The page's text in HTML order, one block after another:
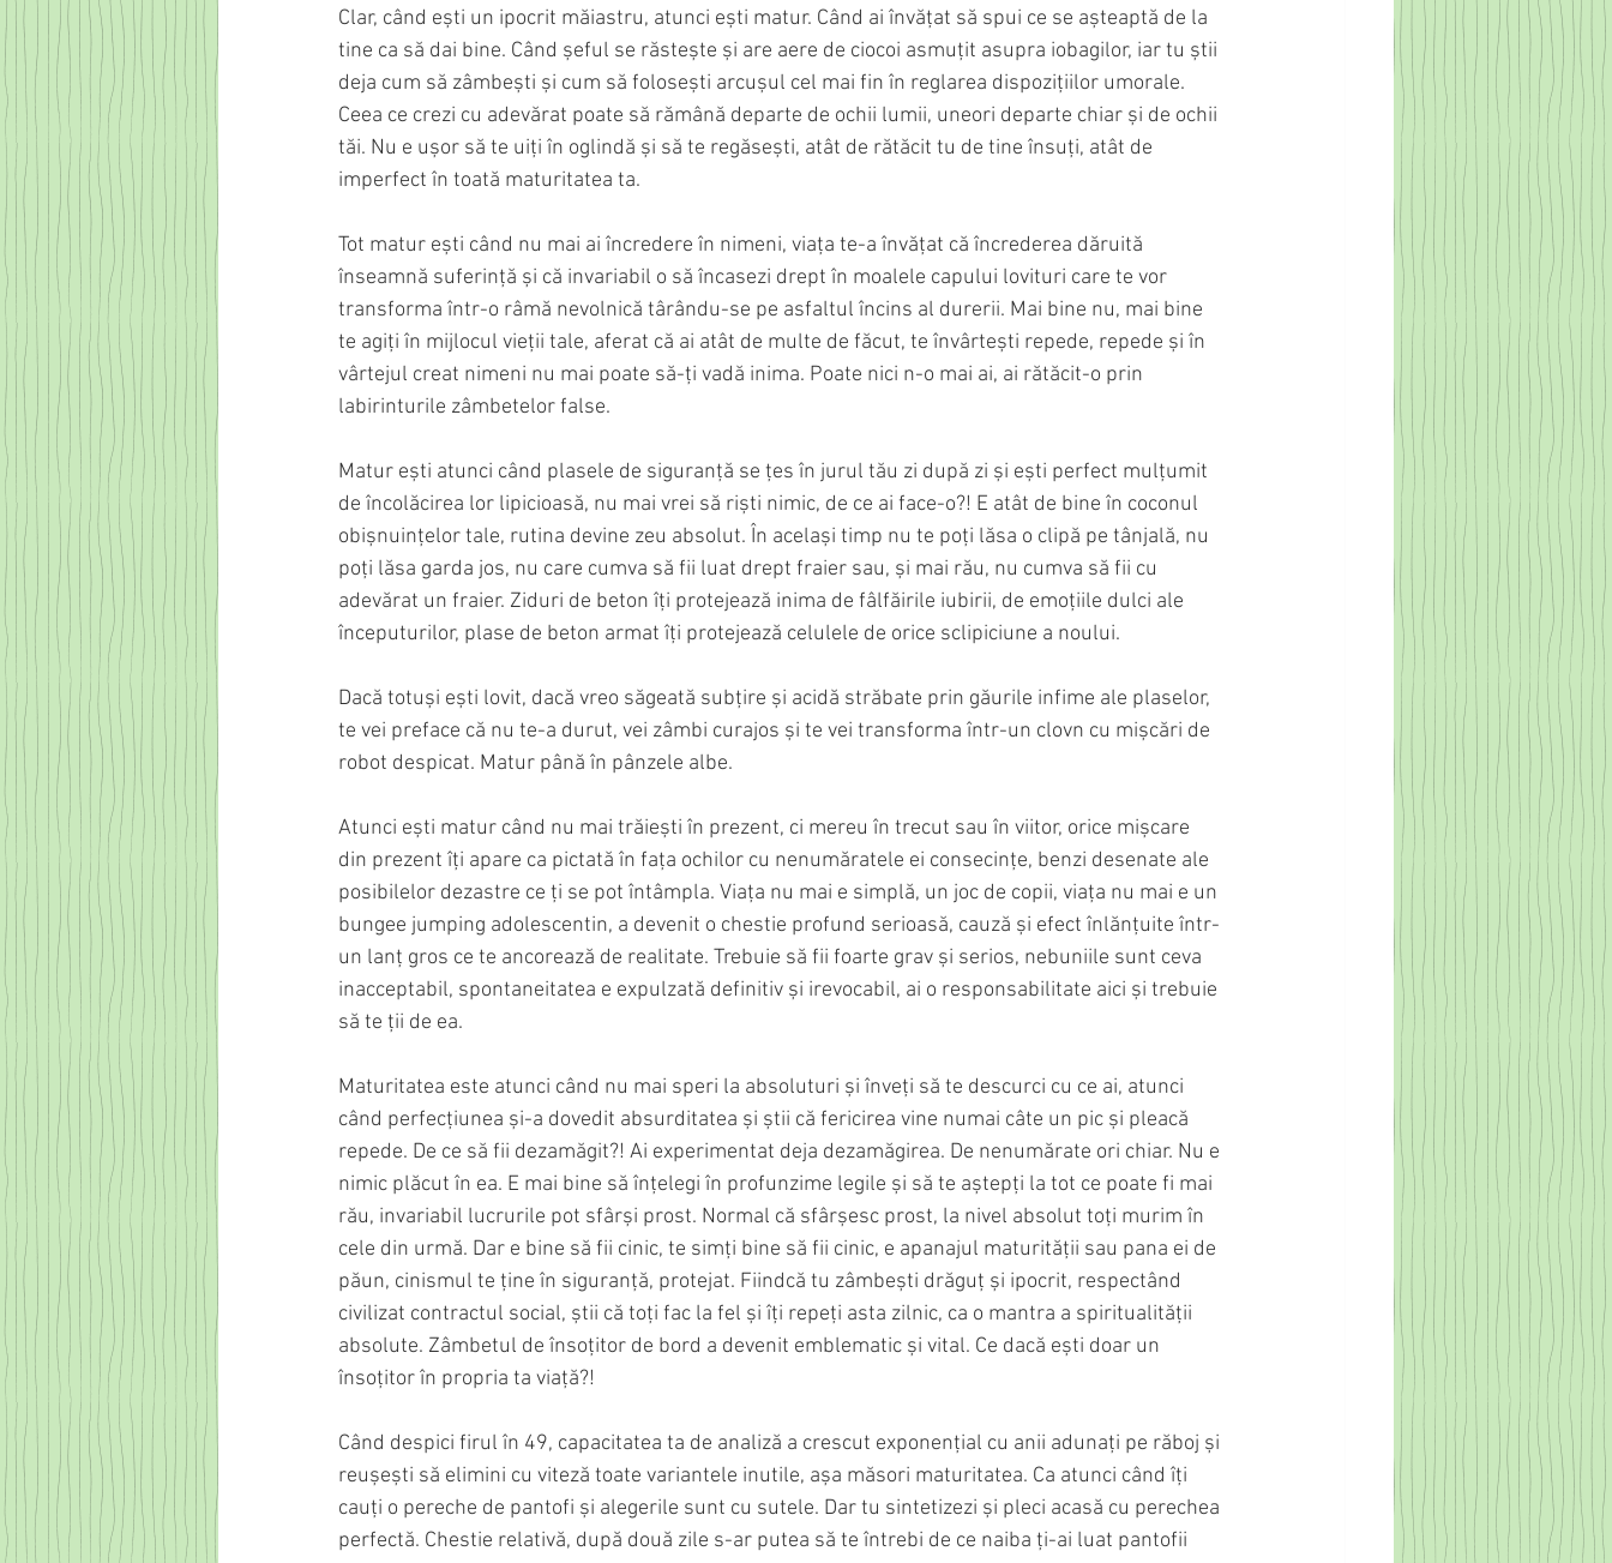
Clar, când ești un ipocrit măiastru, atunci ești matur. Când ai învățat să spui ce se așteaptă de la
tine ca să dai bine. Când șeful se răstește și are aere de ciocoi asmuțit asupra iobagilor, iar tu știi
deja cum să zâmbești și cum să folosești arcușul cel mai fin în reglarea dispozițiilor umorale.
Ceea ce crezi cu adevărat poate să rămână departe de ochii lumii, uneori departe chiar și de ochii
tăi. Nu e ușor să te uiți în oglindă și să te regăsești, atât de rătăcit tu de tine însuți, atât de
imperfect în toată maturitatea ta.
Tot matur ești când nu mai ai încredere în nimeni, viața te-a învățat că încrederea dăruită
înseamnă suferință și că invariabil o să încasezi drept în moalele capului lovituri care te vor
transforma într-o râmă nevolnică târându-se pe asfaltul încins al durerii. Mai bine nu, mai bine
te agiți în mijlocul vieții tale, aferat că ai atât de multe de făcut, te învârtești repede, repede și în
vârtejul creat nimeni nu mai poate să-ți vadă inima. Poate nici n-o mai ai, ai rătăcit-o prin
labirinturile zâmbetelor false.
Matur ești atunci când plasele de siguranță se țes în jurul tău zi după zi și ești perfect mulțumit
de încolăcirea lor lipicioasă, nu mai vrei să riști nimic, de ce ai face-o?! E atât de bine în coconul
obișnuințelor tale, rutina devine zeu absolut. În același timp nu te poți lăsa o clipă pe tânjală, nu
poți lăsa garda jos, nu care cumva să fii luat drept fraier sau, și mai rău, nu cumva să fii cu
adevărat un fraier. Ziduri de beton îți protejează inima de fâlfăirile iubirii, de emoțiile dulci ale
începuturilor, plase de beton armat îți protejează celulele de orice sclipiciune a noului.
Dacă totuși ești lovit, dacă vreo săgeată subțire și acidă străbate prin găurile infime ale plaselor,
te vei preface că nu te-a durut, vei zâmbi curajos și te vei transforma într-un clovn cu mișcări de
robot despicat. Matur până în pânzele albe.
Atunci ești matur când nu mai trăiești în prezent, ci mereu în trecut sau în viitor, orice mișcare
din prezent îți apare ca pictată în fața ochilor cu nenumăratele ei consecințe, benzi desenate ale
posibilelor dezastre ce ți se pot întâmpla. Viața nu mai e simplă, un joc de copii, viața nu mai e un
bungee jumping adolescentin, a devenit o chestie profund serioasă, cauză și efect înlănțuite într-
un lanț gros ce te ancorează de realitate. Trebuie să fii foarte grav și serios, nebuniile sunt ceva
inacceptabil, spontaneitatea e expulzată definitiv și irevocabil, ai o responsabilitate aici și trebuie
să te ții de ea.
Maturitatea este atunci când nu mai speri la absoluturi și înveți să te descurci cu ce ai, atunci
când perfecțiunea și-a dovedit absurditatea și știi că fericirea vine numai câte un pic și pleacă
repede. De ce să fii dezamăgit?! Ai experimentat deja dezamăgirea. De nenumărate ori chiar. Nu e
nimic plăcut în ea. E mai bine să înțelegi în profunzime legile și să te aștepți la tot ce poate fi mai
rău, invariabil lucrurile pot sfârși prost. Normal că sfârșesc prost, la nivel absolut toți murim în
cele din urmă. Dar e bine să fii cinic, te simți bine să fii cinic, e apanajul maturității sau pana ei de
păun, cinismul te ține în siguranță, protejat. Fiindcă tu zâmbești drăguț și ipocrit, respectând
civilizat contractul social, știi că toți fac la fel și îți repeți asta zilnic, ca o mantra a spiritualității
absolute. Zâmbetul de însoțitor de bord a devenit emblematic și vital. Ce dacă ești doar un
însoțitor în propria ta viață?!
Când despici firul în 49, capacitatea ta de analiză a crescut exponențial cu anii adunați pe răboj și
reușești să elimini cu viteză toate variantele inutile, așa măsori maturitatea. Ca atunci când îți
cauți o pereche de pantofi și alegerile sunt cu sutele. Dar tu sintetizezi și pleci acasă cu perechea
perfectă. Chestie relativă, după două zile s-ar putea să te întrebi de ce naiba ți-ai luat pantofii